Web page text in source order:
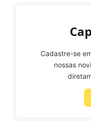
Cadastre-se
nossas